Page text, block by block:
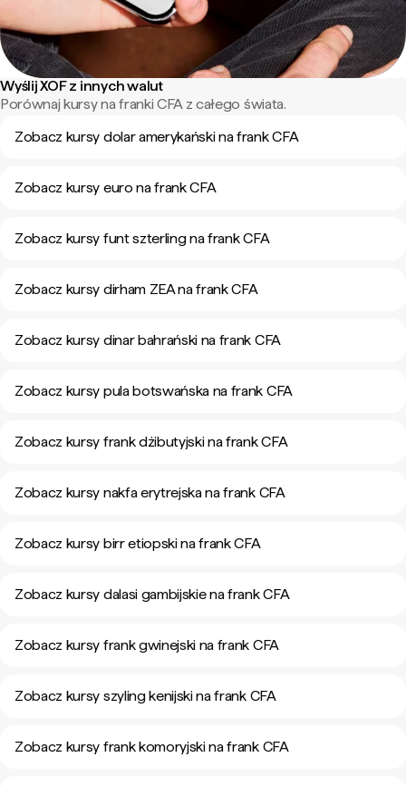
Wyślij XOF z innych walut
Porównaj kursy na franki CFA z całego świata.
Zobacz kursy dolar amerykański na frank CFA
Zobacz kursy euro na frank CFA
Zobacz kursy funt szterling na frank CFA
Zobacz kursy dirham ZEA na frank CFA
Zobacz kursy dinar bahrański na frank CFA
Zobacz kursy pula botswańska na frank CFA
Zobacz kursy frank dżibutyjski na frank CFA
Zobacz kursy nakfa erytrejska na frank CFA
Zobacz kursy birr etiopski na frank CFA
Zobacz kursy dalasi gambijskie na frank CFA
Zobacz kursy frank gwinejski na frank CFA
Zobacz kursy szyling kenijski na frank CFA
Zobacz kursy frank komoryjski na frank CFA